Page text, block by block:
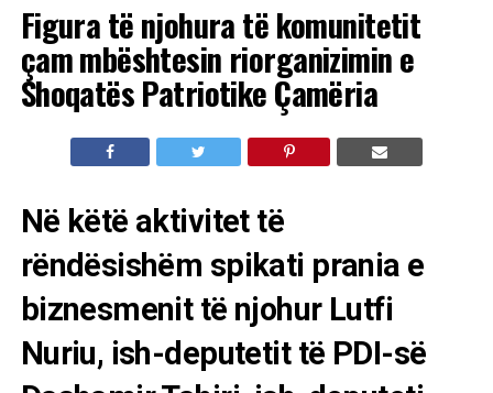
Figura të njohura të komunitetit
çam mbështesin riorganizimin e
Shoqatës Patriotike Çamëria
Në këtë aktivitet të
rëndësishëm spikati prania e
biznesmenit të njohur Lutfi
Nuriu, ish-deputetit të PDI-së